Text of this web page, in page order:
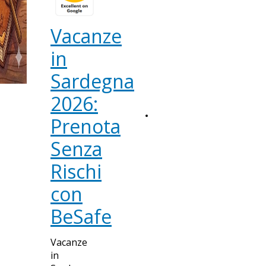
Vacanze
in
Sardegna
2026:
Prenota
Senza
Rischi
con
BeSafe
Vacanze
in